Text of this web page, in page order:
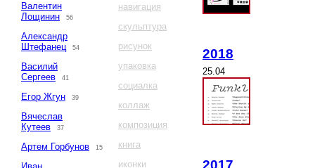
Валентин
Лощинин
56
Александр
Штефанец
54
Василий
Сергеев
41
Егор Жгун 39
Вячеслав
Кутеев
37
Артем Горбунов 15
навигация
скульптура
рисунок
упаковка
социалка
коллаж
композиция
книга
иконки
2018
25.04
2017